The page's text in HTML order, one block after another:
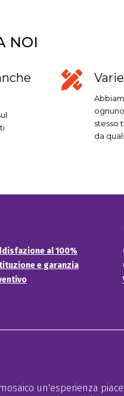
NOI
stesso
da
al 100%
e garanzia
un'esperienza